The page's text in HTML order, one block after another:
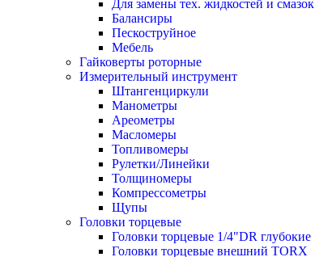
Для замены тех. жидкостей и смазок
Балансиры
Пескоструйное
Мебель
Гайковерты роторные
Измерительный инструмент
Штангенциркули
Манометры
Ареометры
Масломеры
Топливомеры
Рулетки/Линейки
Толщиномеры
Компрессометры
Щупы
Головки торцевые
Головки торцевые 1/4"DR глубокие
Головки торцевые внешний TORX